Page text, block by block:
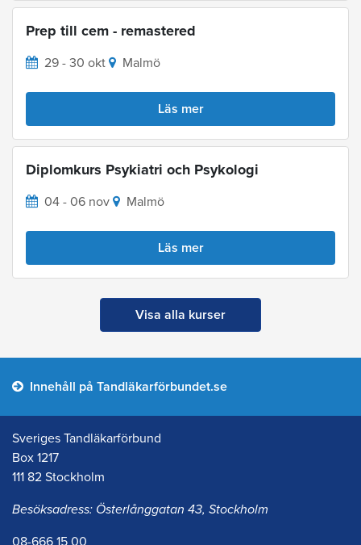
Prep till cem - remastered
29 - 30 okt Malmö
Läs mer
Diplomkurs Psykiatri och Psykologi
04 - 06 nov Malmö
Läs mer
Visa alla kurser
Innehåll på Tandläkarförbundet.se
Sveriges Tandläkarförbund
Box 1217
111 82 Stockholm
Besöksadress: Österlånggatan 43, Stockholm